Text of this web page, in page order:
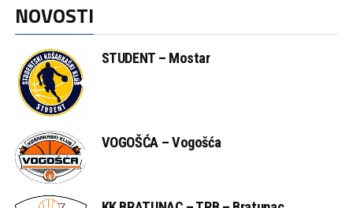
NOVOSTI
STUDENT – Mostar
VOGOŠĆA – Vogošća